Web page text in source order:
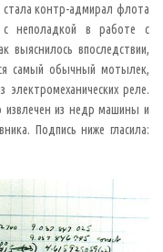
контр-адмирал флота
с неполадкой в работе с
выяснилось впоследствии,
самый обычный мотылек,
реле.
извлечен из недр машины и
Подпись ниже гласила: